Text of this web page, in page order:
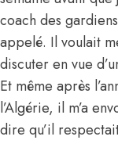
coach des
appelé. Il voulait
discuter en vue
Et même après
l’Algérie, il m’a
dire qu’il